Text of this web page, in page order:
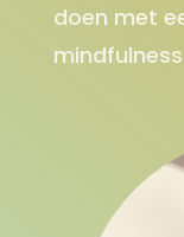
doen met